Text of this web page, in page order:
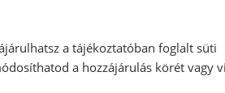
a tájékoztatóban foglalt süti
a hozzájárulás körét vagy